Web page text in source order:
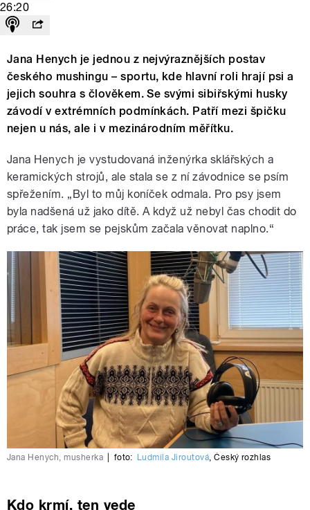
26:20
Jana Henych je jednou z nejvýraznějších postav
českého mushingu – sportu, kde hlavní roli hrají psi a
jejich souhra s člověkem. Se svými sibiřskými husky
závodí v extrémních podmínkách. Patří mezi špičku
nejen u nás, ale i v mezinárodním měřítku.
Jana Henych je vystudovaná inženýrka sklářských a
keramických strojů, ale stala se z ní závodnice se psím
spřežením. „Byl to můj koníček odmala. Pro psy jsem
byla nadšená už jako dítě. A když už nebyl čas chodit do
práce, tak jsem se pejskům začala věnovat naplno.“
Jana Henych, musherka foto: Ludmila Jiroutová,Český rozhlas
Kdo krmí, ten vede